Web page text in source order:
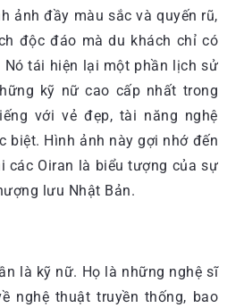
ảnh đầy màu sắc và quyến rũ,
độc đáo mà du khách chỉ có
Nó tái hiện lại một phần lịch sử
kỹ nữ cao cấp nhất trong
với vẻ đẹp, tài năng nghệ
biệt. Hình ảnh này gợi nhớ đến
các Oiran là biểu tượng của sự
lưu Nhật Bản.
là kỹ nữ. Họ là những nghệ sĩ
nghệ thuật truyền thống, bao